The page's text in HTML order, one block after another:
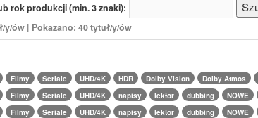
rok produkcji (min. 3 znaki):
y/ów | Pokazano: 40 tytuł/y/ów
Filmy Seriale UHD/4K HDR Dolby Vision Dolby Atmos
Filmy Seriale UHD/4K napisy lektor dubbing NOWE
Filmy Seriale UHD/4K napisy lektor dubbing NOWE